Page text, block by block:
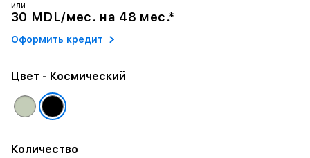
или
30 MDL/мес. на 48 мес.*
Оформить кредит
Цвет - Космический
Количество